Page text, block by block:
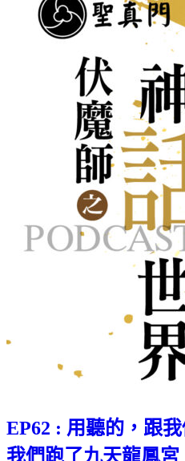
EP62 : 用聽的，跟
我們跑了九天龍鳳